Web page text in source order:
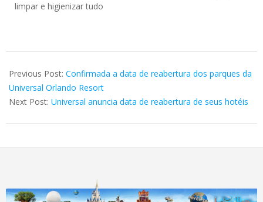
limpar e higienizar tudo
05-
23
Previous Post: Confirmada a data de reabertura dos parques da
Universal Orlando Resort
Next Post: Universal anuncia data de reabertura de seus hotéis